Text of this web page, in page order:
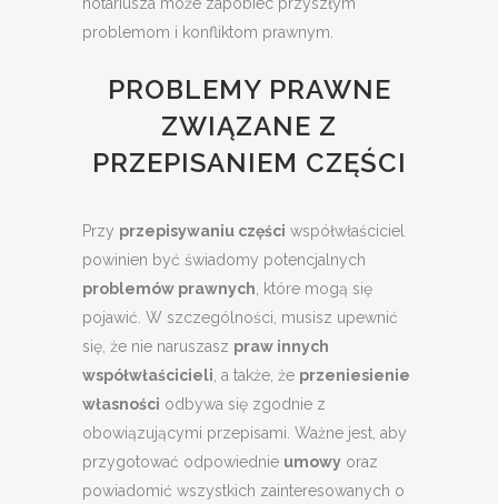
problemom i konfliktom prawnym.
PROBLEMY PRAWNE
ZWIĄZANE Z
PRZEPISANIEM CZĘŚCI
Przy przepisywaniu części współwłaściciel
powinien być świadomy potencjalnych
problemów prawnych , które mogą się
pojawić. W szczególności, musisz upewnić
się, że nie naruszasz praw innych
współwłaścicieli , a także, że przeniesienie
własności odbywa się zgodnie z
obowiązującymi przepisami. Ważne jest, aby
przygotować odpowiednie umowy oraz
powiadomić wszystkich zainteresowanych o